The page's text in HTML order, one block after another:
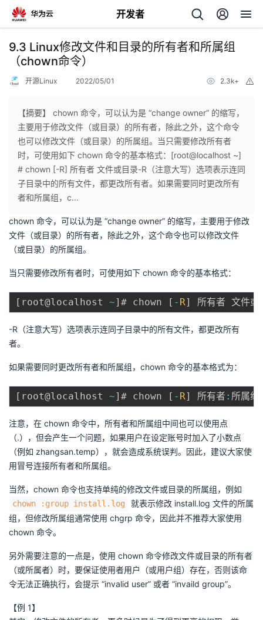
开发者
返
回
个
人
主
页
我
的
开
发
我
博
客
的
论
坛
我
的
圈
子
我
的
直
我
的
我
注
我
的
发
Programs
的
9.3 Linux修改文件和目录的所有者和所属组
（chown命令）
开源Linux 2022/05/01 2.3k+
【摘要】 chown 命令，可以认为是 “change owner” 的缩写，
主要用于修改文件（或目录）的所有者，除此之外，这个命令
也可以修改文件（或目录）的所属组。当只需要修改所有者
时，可使用如下 chown 命令的基本格式：[root@localhost ~]
# chown [-R] 所有者 文件或目录-R（注意大写）选项表示连同
子目录中的所有文件，都更改所有者。如果需要同时更改所有
者和所属组，c...
chown 命令，可以认为是 “change owner” 的缩写，主要用于修改
文件（或目录）的所有者，除此之外，这个命令也可以修改文件
（或目录）的所属组。
当只需要修改所有者时，可使用如下 chown 命令的基本格式：
[ root@localhost ~] # chown [ - R]
-R（注意大写）选项表示连同子目录中的所有文件，都更改所有
者。
如果需要同时更改所有者和所属组，chown 命令的基本格式为：
[ root@localhost ~] # chown [ - R] 所有者 :
注意，在 chown 命令中，所有者和所属组中间也可以使用点
（.），但会产生一个问题，如果用户在设定账号时加入了小数点
（例如 zhangsan.temp），就会造成系统误判。因此，建议大家使
用冒号连接所有者和所属组。
当然，chown 命令也支持单纯的修改文件或目录的所属组，例如
chown :group install.log
就表示修改 install.log 文件的所属
组，但修改所属组通常使用 chgrp 命令，因此并不推荐大家使用
chown 命令。
另外需要注意的一点是，使用 chown 命令修改文件或目录的所有者
（或所属者）时，要保证使用者用户（或用户组）存在，否则该命
令无法正确执行，会提示 “invalid user” 或者 “invaild group”。
【例 1】